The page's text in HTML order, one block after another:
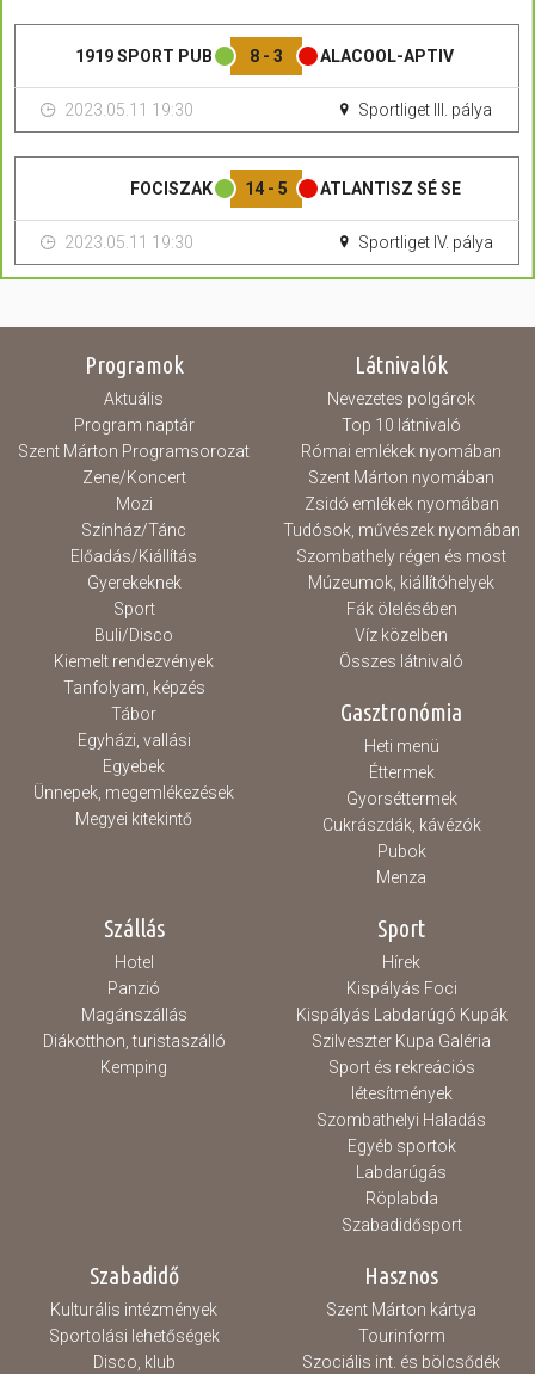
1919 SPORT PUB 8 - 3 ALACOOL-APTIV
2023.05.11 19:30 Sportliget III. pálya
FOCISZAK 14 - 5 ATLANTISZ SÉ SE
2023.05.11 19:30 Sportliget IV. pálya
Programok
Aktuális
Program naptár
Szent Márton Programsorozat
Zene/Koncert
Mozi
Színház/Tánc
Előadás/Kiállítás
Gyerekeknek
Sport
Buli/Disco
Kiemelt rendezvények
Tanfolyam, képzés
Tábor
Egyházi, vallási
Egyebek
Ünnepek, megemlékezések
Megyei kitekintő
Látnivalók
Nevezetes polgárok
Top 10 látnivaló
Római emlékek nyomában
Szent Márton nyomában
Zsidó emlékek nyomában
Tudósok, művészek nyomában
Szombathely régen és most
Múzeumok, kiállítóhelyek
Fák ölelésében
Víz közelben
Összes látnivaló
Gasztronómia
Heti menü
Éttermek
Gyorséttermek
Cukrászdák, kávézók
Pubok
Menza
Szállás
Hotel
Panzió
Magánszállás
Diákotthon, turistaszálló
Kemping
Sport
Hírek
Kispályás Foci
Kispályás Labdarúgó Kupák
Szilveszter Kupa Galéria
Sport és rekreációs
létesítmények
Szombathelyi Haladás
Egyéb sportok
Labdarúgás
Röplabda
Szabadidősport
Szabadidő
Kulturális intézmények
Sportolási lehetőségek
Disco, klub
Hasznos
Szent Márton kártya
Tourinform
Szociális int. és bölcsődék